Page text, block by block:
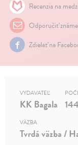
Recenzia na
Odporučiť
Zdielať na
VYDAVATEĽ
KK Bagala 144
VÄZBA
Tvrdá väzba /